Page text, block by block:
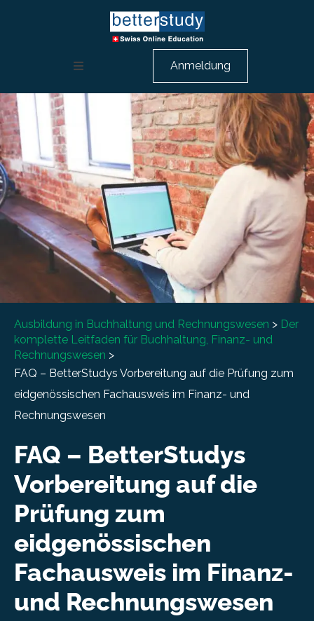
Weiterbildung Rechnungswesen
HR Ausbildung
Berufsbeschreibungen
Über uns
Beratungsgespräch
Anmeldung
Ausbildung in Buchhaltung und Rechnungswesen > Der
komplette Leitfaden für Buchhaltung, Finanz- und
Rechnungswesen >
FAQ – BetterStudys Vorbereitung auf die Prüfung zum
eidgenössischen Fachausweis im Finanz- und
Rechnungswesen
FAQ – BetterStudys
Vorbereitung auf die
Prüfung zum
eidgenössischen
Fachausweis im Finanz-
und Rechnungswesen